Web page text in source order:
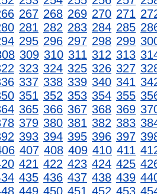
267 268 269 270 271
281 282 283 284 285
295 296 297 298 299
309 310 311 312 313
323 324 325 326 327
337 338 339 340 341
351 352 353 354 355
365 366 367 368 369
379 380 381 382 383
393 394 395 396 397
407 408 409 410 411
421 422 423 424 425
435 436 437 438 439
449 450 451 452 453